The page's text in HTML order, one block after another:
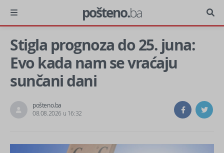
pošteno.ba
Stigla prognoza do 25. juna:
Evo kada nam se vraćaju
sunčani dani
pošteno.ba
08.08.2026 u 16:32